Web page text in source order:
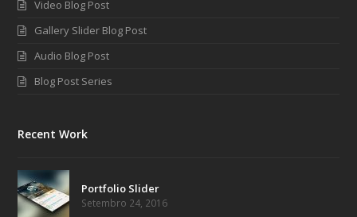
Video Blog Post
Gallery Slider Blog Post
Audio Blog Post
Blog Post Series
Recent Work
Portfolio Slider
Setembro 24, 2016